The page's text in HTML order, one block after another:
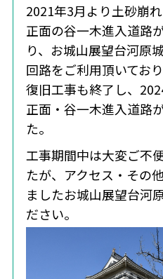
2021年3月より土砂崩
正面の谷一木進入道路
り、お城山展望台河原
回路をご利用頂いてお
復旧工事も終了し、
正面・谷一木進入道路
た。
工事期間中は大変ご不
たが、アクセス・その
ましたお城山展望台河
ださい。